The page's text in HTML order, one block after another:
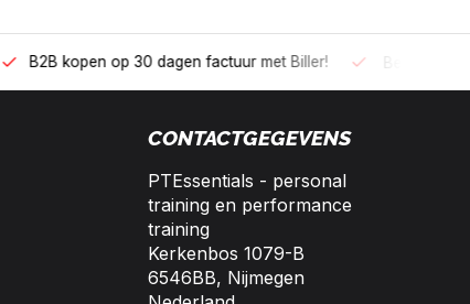
op 30 dagen factuur met Biller! Bereikbaar per
CONTACTGEGEVENS
PTEssentials - personal
training en performance
training
Kerkenbos 1079-B
6546BB, Nijmegen